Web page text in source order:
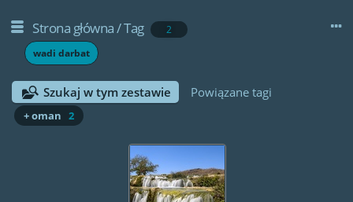
Strona główna/Tag
2
wadi darbat
Szukaj w tym zestawie Powiązane tagi
+ oman 2